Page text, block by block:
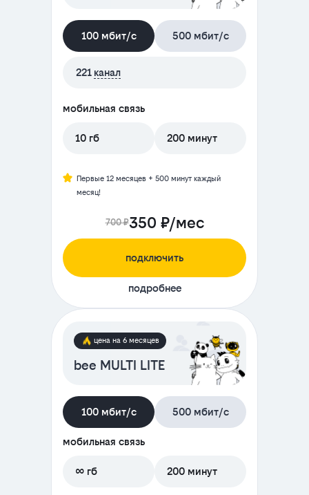
100 мбит/с 500 мбит/с
221 канал
мобильная связь
10 гб 200 минут
Первые 12 месяцев + 500 минут каждый
месяц!
700 ₽350 ₽/мес
подключить
подробнее
цена на 6 месяцев
bee MULTI LITE
100 мбит/с 500 мбит/с
мобильная связь
∞ гб 200 минут